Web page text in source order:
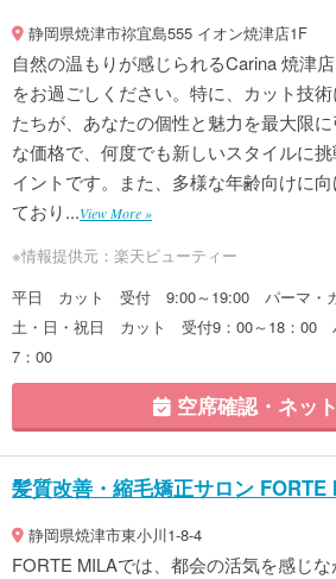
静岡県焼津市祢宜島555 イオン焼津店1F
自然の温もりが感じられるCarina 焼津
をお過ごしください。特に、カット技
たちが、あなたの個性と魅力を最大限
な価格で、何度でも新しいスタイルに
イントです。また、多様な年齢向けに
ており...View More »
※情報提供元：楽天ビューティー
平日 カット 受付 9:00～19:00 パーマ・
土・日・祝日 カット 受付9：00～18：00
7：00
空席確認・ネッ
髪質改善・縮毛矯正サロン FORTE
静岡県焼津市東小川1-8-4
FORTE MILAでは、都会の活気を感じ